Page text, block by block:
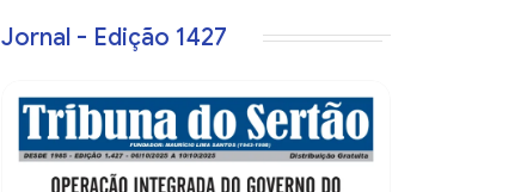
Jornal - Edição 1427